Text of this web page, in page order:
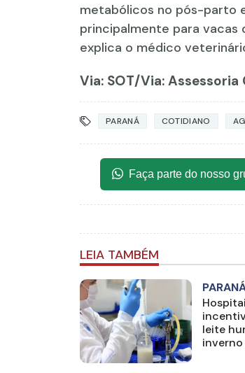
metabólicos no pós-parto
principalmente para vacas
explica o médico
Via: SOT/Via: Assessoria
PARANÁ COTIDIANO
Faça parte do nosso
LEIA TAMBÉM
leite
inverno